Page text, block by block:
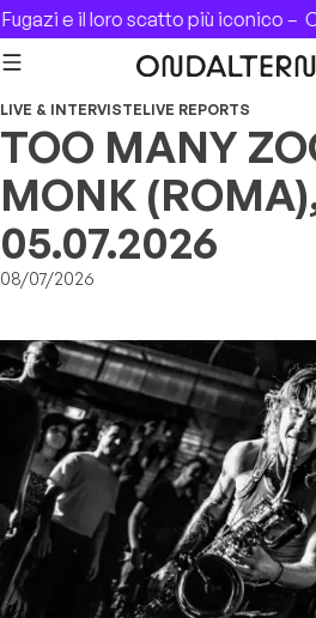
Skip to content
loro scatto più iconico – CORY
LIVE & INTERVISTELIVE REPORTS
TOO MANY
MONK
05.07.2026
08/07/2026